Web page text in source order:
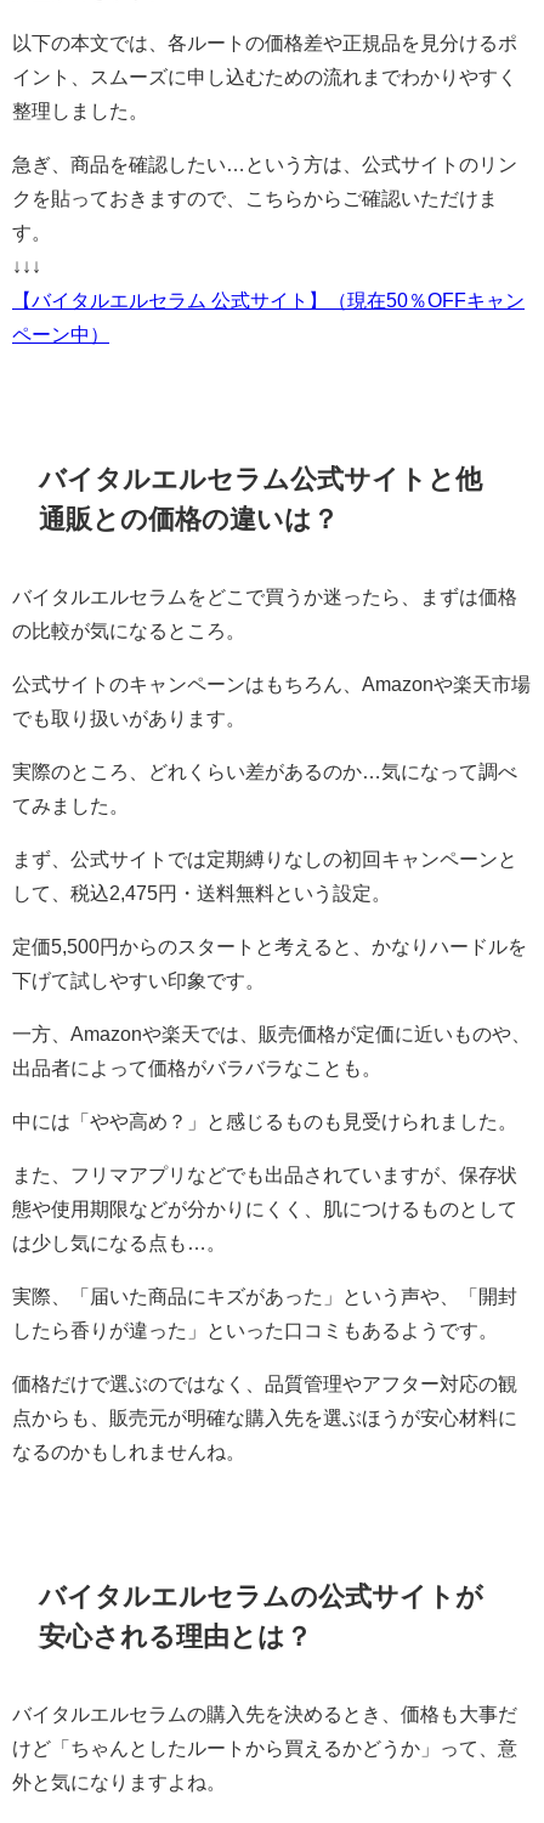
以下の本文では、各ルートの価格差や正規品を見分けるポ
イント、スムーズに申し込むための流れまでわかりやすく
整理しました。
急ぎ、商品を確認したい…という方は、公式サイトのリン
クを貼っておきますので、こちらからご確認いただけま
す。
↓↓↓
【バイタルエルセラム 公式サイト】（現在50％OFFキャン
ペーン中）
バイタルエルセラム公式サイトと他
通販との価格の違いは？
バイタルエルセラムをどこで買うか迷ったら、まずは価格
の比較が気になるところ。
公式サイトのキャンペーンはもちろん、Amazonや楽天市場
でも取り扱いがあります。
実際のところ、どれくらい差があるのか…気になって調べ
てみました。
まず、公式サイトでは定期縛りなしの初回キャンペーンと
して、税込2,475円・送料無料という設定。
定価5,500円からのスタートと考えると、かなりハードルを
下げて試しやすい印象です。
一方、Amazonや楽天では、販売価格が定価に近いものや、
出品者によって価格がバラバラなことも。
中には「やや高め？」と感じるものも見受けられました。
また、フリマアプリなどでも出品されていますが、保存状
態や使用期限などが分かりにくく、肌につけるものとして
は少し気になる点も…。
実際、「届いた商品にキズがあった」という声や、「開封
したら香りが違った」といった口コミもあるようです。
価格だけで選ぶのではなく、品質管理やアフター対応の観
点からも、販売元が明確な購入先を選ぶほうが安心材料に
なるのかもしれませんね。
バイタルエルセラムの公式サイトが
安心される理由とは？
バイタルエルセラムの購入先を決めるとき、価格も大事だ
けど「ちゃんとしたルートから買えるかどうか」って、意
外と気になりますよね。